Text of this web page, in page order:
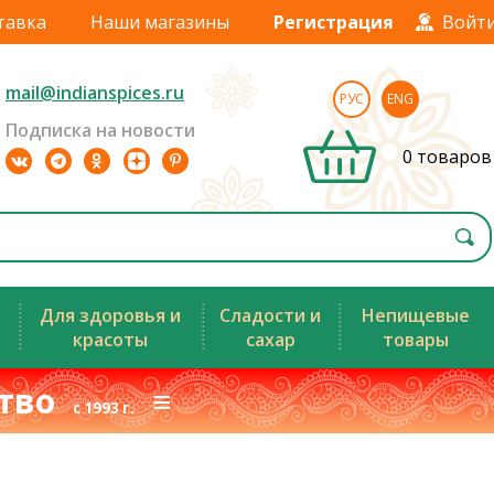
Наши магазины Регистрация
mail@indianspices.ru
Подписка на новости
РУС ENG
0 товаров
Для здоровья и
красоты
Сладости и
сахар
Непищевые
товары
с 1993 г.≡